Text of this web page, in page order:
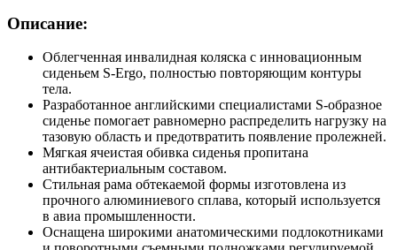
Описание:
Облегченная инвалидная коляска с инновационным
сиденьем S-Ergo, полностью повторяющим контуры
тела.
Разработанное английскими специалистами S-образное
сиденье помогает равномерно распределить нагрузку на
тазовую область и предотвратить появление пролежней.
Мягкая ячеистая обивка сиденья пропитана
антибактериальным составом.
Стильная рама обтекаемой формы изготовлена из
прочного алюминиевого сплава, который используется
в авиа промышленности.
Оснащена широкими анатомическими подлокотниками